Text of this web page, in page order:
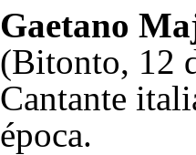
Gaetano
(Bitonto, 12
Cantante
época.